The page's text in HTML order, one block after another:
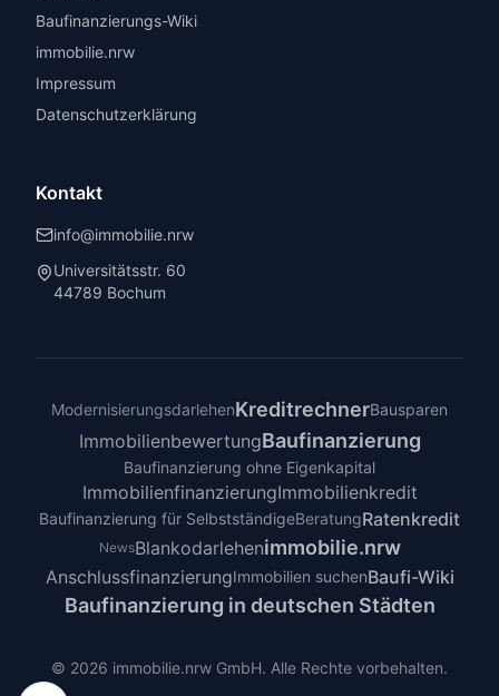
Baufinanzierungs-Wiki
immobilie.nrw
Impressum
Datenschutzerklärung
Kontakt
info@immobilie.nrw
Universitätsstr. 60
44789 Bochum
ModernisierungsdarlehenKreditrechnerBausparen
ImmobilienbewertungBaufinanzierung
Baufinanzierung ohne Eigenkapital
ImmobilienfinanzierungImmobilienkredit
Baufinanzierung für SelbstständigeBeratungRatenkredit
NewsBlankodarlehenimmobilie.nrw
AnschlussfinanzierungImmobilien suchenBaufi-Wiki
Baufinanzierung in deutschen Städten
© 2026 immobilie.nrw GmbH. Alle Rechte vorbehalten.